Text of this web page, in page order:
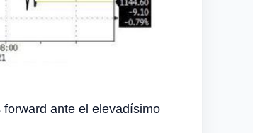
ante el elevadísimo